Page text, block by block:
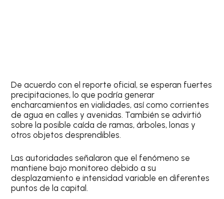
De acuerdo con el reporte oficial, se esperan fuertes
precipitaciones, lo que podría generar
encharcamientos en vialidades, así como corrientes
de agua en calles y avenidas. También se advirtió
sobre la posible caída de ramas, árboles, lonas y
otros objetos desprendibles.
Las autoridades señalaron que el fenómeno se
mantiene bajo monitoreo debido a su
desplazamiento e intensidad variable en diferentes
puntos de la capital.